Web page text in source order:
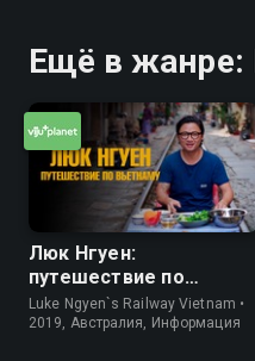
Ещё в жанре:
Люк Нгуен:
путешествие по
Вьетнаму
Luke Ngyen`s Railway Vietnam •
2019, Австралия, Информация